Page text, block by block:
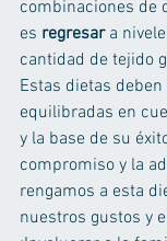
combinaciones de
es regresar a
cantidad de tejido
Estas dietas
equilibradas en
y la base de su
compromiso y la
rengamos a esta
nuestros gustos y